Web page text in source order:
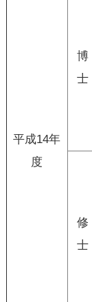
平成14年
度
博
士
修
士